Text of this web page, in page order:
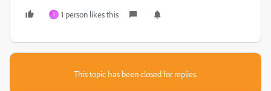
T 1 person likes this
This topic has been closed for replies.